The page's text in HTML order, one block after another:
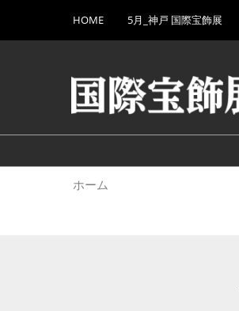
キ
し
て
to
HOME 5月_神戸 国際宝飾展
ホーム